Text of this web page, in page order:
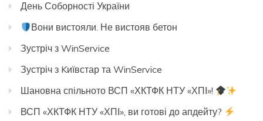
День Соборності України
Вони вистояли. Не вистояв бетон
Зустріч з WinService
Зустріч з Kиївстар та WinService
Шановна спільното ВСП «ХКТФК НТУ «ХПІ»!
ВСП «ХКТФК НТУ «ХПІ», ви готові до апдейту?